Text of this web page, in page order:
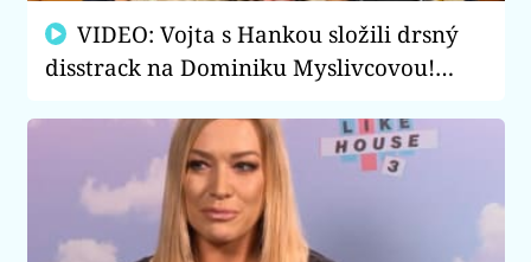
disstrack na Dominiku Myslivcovou!